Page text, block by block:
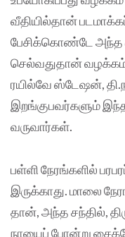
வீதியில்தான்
பேசிக்கொண்டே அந்த
செல்வதுதான்
ரயில்வே ஸ்டேஷன்,
இறங்குபவர்களும்
வருவார்கள்.
பள்ளி நேரங்களில்
இருக்காது. மாலை
தான், அந்த சந்தில்,
நாயைப் போன்று